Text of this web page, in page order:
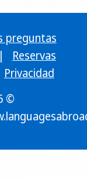
preguntas
|
Reservas
Privacidad
©